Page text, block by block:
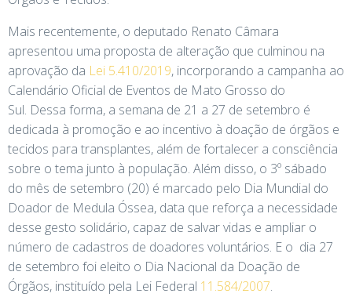
Mais recentemente, o deputado Renato Câmara
apresentou uma proposta de alteração que culminou na
aprovação da Lei 5.410/2019, incorporando a campanha ao
Calendário Oficial de Eventos de Mato Grosso do
Sul. Dessa forma, a semana de 21 a 27 de setembro é
dedicada à promoção e ao incentivo à doação de órgãos e
tecidos para transplantes, além de fortalecer a consciência
sobre o tema junto à população. Além disso, o 3º sábado
do mês de setembro (20) é marcado pelo Dia Mundial do
Doador de Medula Óssea, data que reforça a necessidade
desse gesto solidário, capaz de salvar vidas e ampliar o
número de cadastros de doadores voluntários. E o dia 27
de setembro foi eleito o Dia Nacional da Doação de
Órgãos, instituído pela Lei Federal 11.584/2007.